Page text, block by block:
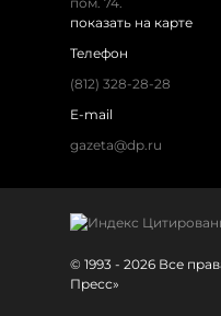
показать на карте
Телефон
(812) 328-28-28
E-mail
gazeta@dp.ru
© 1993 - 2026 Все
Пресс»